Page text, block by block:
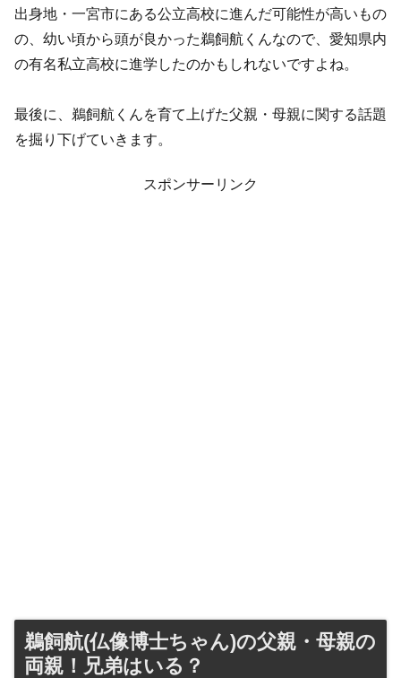
出身地・一宮市にある公立高校に進んだ可能性が高いもの
の、幼い頃から頭が良かった鵜飼航くんなので、愛知県内
の有名私立高校に進学したのかもしれないですよね。
最後に、鵜飼航くんを育て上げた父親・母親に関する話題
を掘り下げていきます。
スポンサーリンク
鵜飼航(仏像博士ちゃん)の父親・母親の
両親！兄弟はいる？